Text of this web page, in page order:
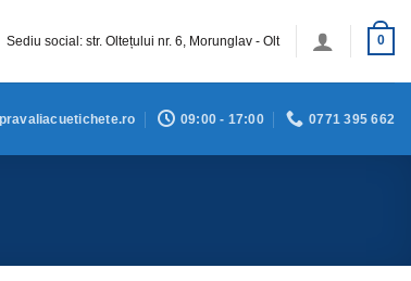
Sediu social: str. Oltețului nr. 6, Morunglav - Olt 0
09:00 - 17:00 0771 395 662